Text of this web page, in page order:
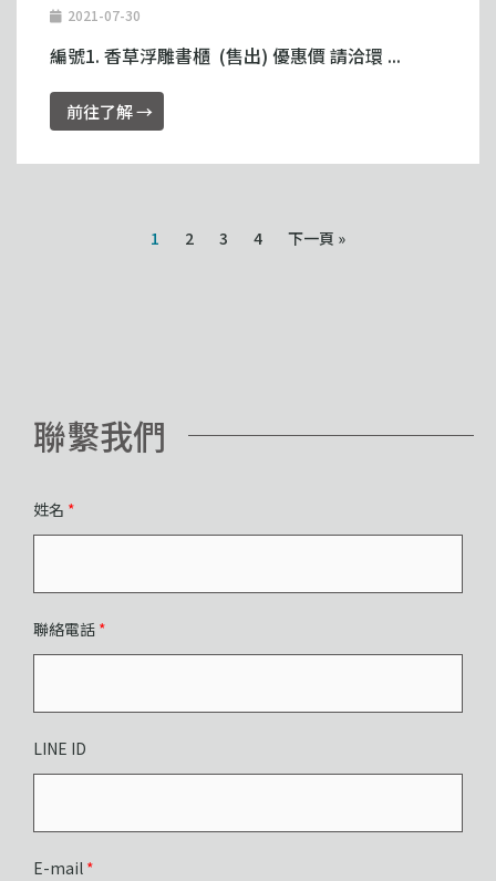
2021-07-30
編號1. 香草浮雕書櫃 (售出) 優惠價 請洽環 ...
前往了解 →
1 2 3 4 下一頁 »
聯繫我們
姓名 *
聯絡電話 *
LINE ID
E-mail *